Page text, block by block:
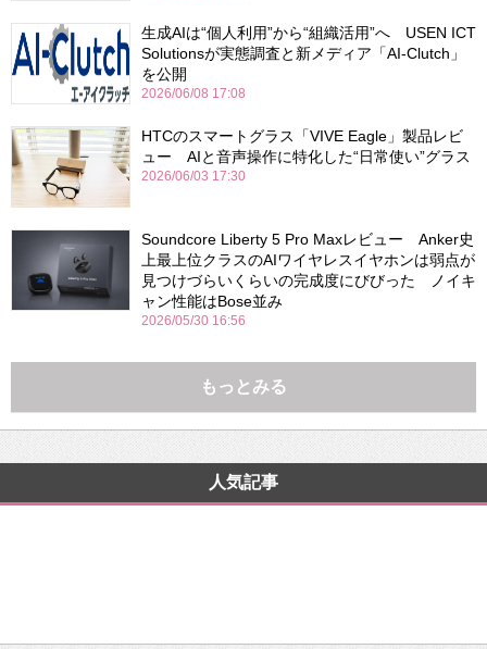
生成AIは“個人利用”から“組織活用”へ USEN ICT
Solutionsが実態調査と新メディア「AI-Clutch」
を公開
2026/06/08 17:08
HTCのスマートグラス「VIVE Eagle」製品レビ
ュー AIと音声操作に特化した“日常使い”グラス
2026/06/03 17:30
Soundcore Liberty 5 Pro Maxレビュー Anker史
上最上位クラスのAIワイヤレスイヤホンは弱点が
見つけづらいくらいの完成度にびびった ノイキ
ャン性能はBose並み
2026/05/30 16:56
もっとみる
人気記事